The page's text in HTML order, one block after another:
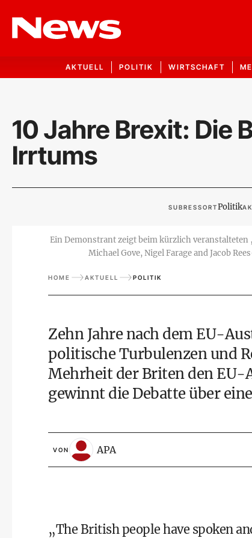
AKTUELL POLITIK WIRTSCHAFT
10 Jahre Brexit: Die
Irrtums
SUBRESSORTPolitik
Ein Demonstrant zeigt beim kürzlich
Michael Gove, Nigel Farage and Jacob
HOME AKTUELL POLITIK
Zehn Jahre nach dem EU-
politische Turbulenzen und
Mehrheit der Briten den
gewinnt die Debatte über
VON APA
„The British people have spoken